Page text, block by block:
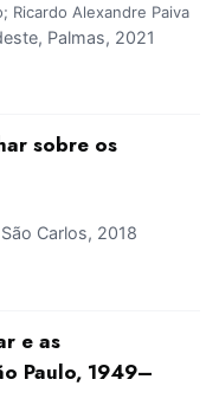
Ricardo Alexandre Paiva
Palmas, 2021
sobre os
Carlos, 2018
e as
Paulo, 1949–